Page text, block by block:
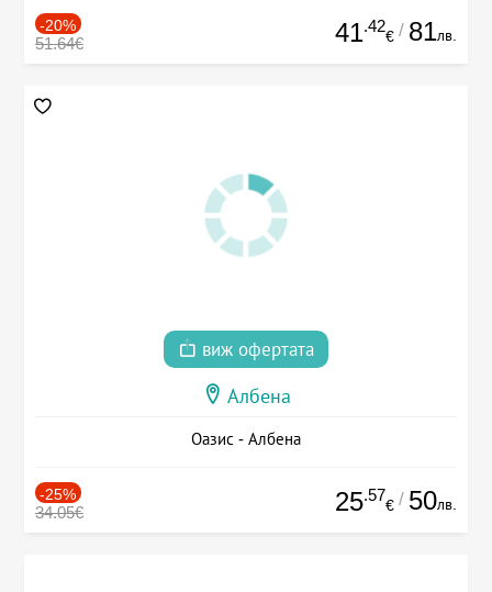
-20%
51.64€ 41.42
€ / 81лв.
виж офертата
Албена
Оазис - Албена
-25%
34.05€ 25.57
€ / 50лв.